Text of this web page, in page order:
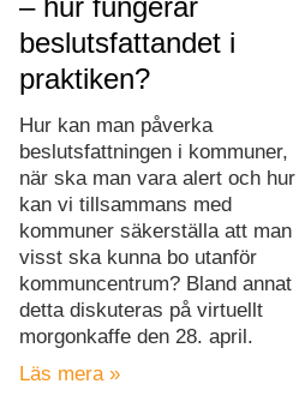
– hur fungerar
beslutsfattandet i
praktiken?
Hur kan man påverka
beslutsfattningen i kommuner,
när ska man vara alert och hur
kan vi tillsammans med
kommuner säkerställa att man
visst ska kunna bo utanför
kommuncentrum? Bland annat
detta diskuteras på virtuellt
morgonkaffe den 28. april.
Läs mera »